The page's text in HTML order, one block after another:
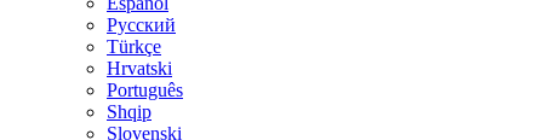
Русский
Türkçe
Hrvatski
Português
Shqip
Slovenski